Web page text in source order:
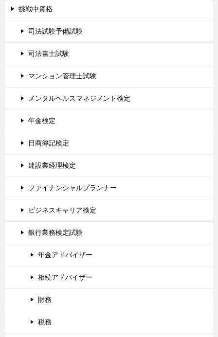
挑戦中資格
司法試験予備試験
司法書士試験
マンション管理士試験
メンタルヘルスマネジメント検定
年金検定
日商簿記検定
建設業経理検定
ファイナンシャルプランナー
ビジネスキャリア検定
銀行業務検定試験
年金アドバイザー
相続アドバイザー
財務
税務